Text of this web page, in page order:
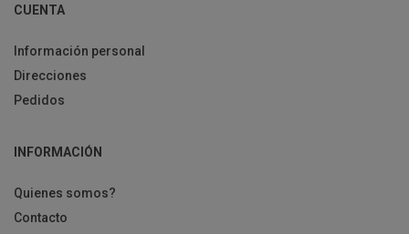
CUENTA
Información personal
Direcciones
Pedidos
INFORMACIÓN
Quienes somos?
Contacto